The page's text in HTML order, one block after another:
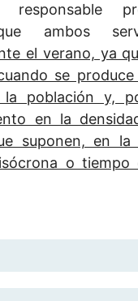
responsable
ambos
el verano, ya
se
la población y,
en la
suponen, en la
o tiempo